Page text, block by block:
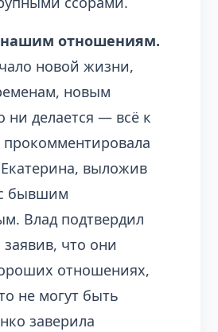
нашим отношениям.
новой жизни,
новым
ни делается — всё к
выложив
бывшим
Влад подтвердил
заявив, что они
отношениях,
не могут быть
заверила